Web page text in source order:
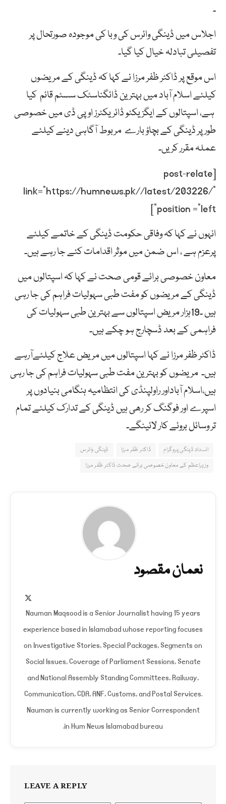
۔
اجلاس میں ڈینگی وائرس کی وبا کی موجودہ صورتحال پر
تفصیلی تبادلہ خیال کیا گیا۔
اس موقع پر ڈاکٹر ظفر مرزا نے کہا کہ ڈینگی کے مریضوں
کیلئے اسلام آباد میں بہترین ڈائگناسٹک سسٹم قائم کیا
ہے، اسپتالوں کے ایگزیکٹو ڈائریکٹرز او پی ڈی میں خصوصی
طور پر ڈینگی کے بچاؤ بارے مربوط آگاہی دینے کیلئے
عملہ مقرر کریں۔
[post-relate
link=”https://humnews.pk//latest/203226/”
position =”left”]
انہوں نے کہا کہ وفاقی حکومت ڈینگی کے خاتمے کیلئے
پرعزم ہے ، اس ضمن میں موثر اقدامات کئے جا رہے ہیں۔
معاون خصوصی برائے قومی صحت نے کہا کہ اسپتالوں میں
ڈینگی کے مریضوں کو مفت طبی سہولیات فراہم کی جا رہی
ہیں ۔19ہزار مریض اسپتالوں سے بہترین طبی سہولیات کی
فراہمی کے بعد ڈسچارج ہو چکے ہیں۔
ڈاکٹر ظفر مرزا نے کہا اسپتالوں میں مریض علاج کیلئےآرہے
ہیں۔ مریضوں کو بہترین مفت طبی سہولیات فراہم کی جا رہی
ہیں،اسلام آباداور راولپنڈی کی انتظامیہ ہنگامی بنیادوں پر
اسپرے اور فوگنگ کر رھی ہیں ڈینگی کے تدارک کیلئے تمام
تر وسائل بروئے کار لائینگے۔
انسداد ڈینگی پروگرام ڈاکٹر ظفر مرزا
ڈینگی وائرس
وزیراعظم کے معاون خصوصی برائے صحت ڈاکٹر ظفر مرزا
نعمان مقصود
Nauman Maqsood is a Senior Journalist having 15 years
experience based in Islamabad whose reporting focuses
on Investigative Stories, Special Packages, Segments on
Social Issues, Coverage of Parliament Sessions, Senate
and National Assembly Standing Committees, Railway,
Communication, CDA, ANF, Customs, and Postal Services.
Nauman is currently working as Senior Correspondent
in Hum News Islamabad bureau.
LEAVE A REPLY